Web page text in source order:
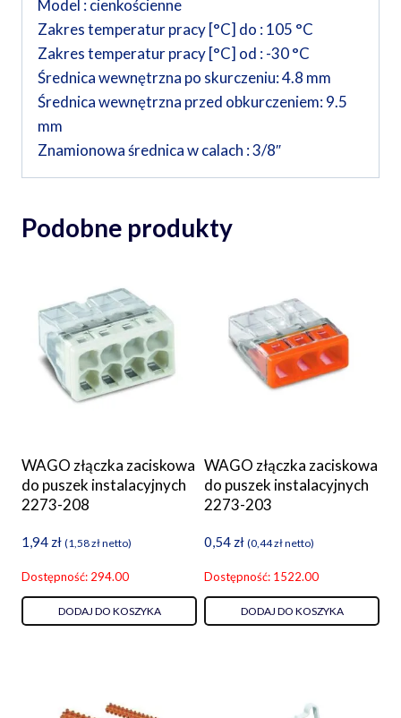
Model : cienkościenne
Zakres temperatur pracy [°C] do : 105 °C
Zakres temperatur pracy [°C] od : -30 °C
Średnica wewnętrzna po skurczeniu: 4.8 mm
Średnica wewnętrzna przed obkurczeniem: 9.5
mm
Znamionowa średnica w calach : 3/8″
Podobne produkty
WAGO złączka zaciskowa
do puszek instalacyjnych
2273-208
1,94 zł (1,58złnetto)
Dostępność: 294.00
DODAJ DO KOSZYKA
WAGO złączka zaciskowa
do puszek instalacyjnych
2273-203
0,54 zł (0,44złnetto)
Dostępność: 1522.00
DODAJ DO KOSZYKA